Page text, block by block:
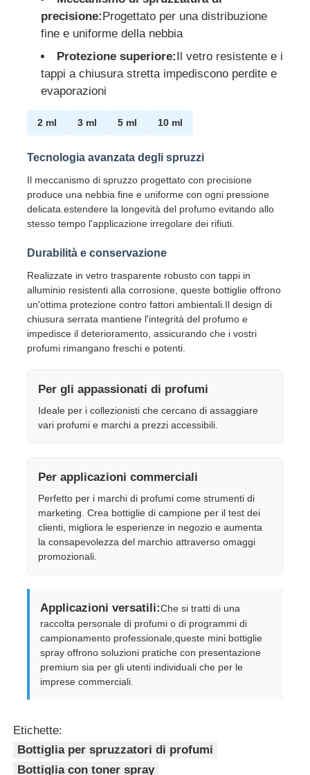
Fatory Tour
Controllo di qualità
Contattaci
Bottiglia cosmetica dello spruzzo
bottiglia di lozione cosmetica
Bottiglia per goccioline cosmetiche
Bottiglia cosmetica del rullo
Barattolo di crema cosmetica
tappo di plastica
Bottine per prodotti cosmetici
Pompa della lozione della vite
Pompa di blocco sinistra destra
Pompa di lozione a chiusura a clip
Pompa dell'erogatore dello sciroppo
Spruzzatore fine della foschia
precisione:Progettato per una distribuzione
fine e uniforme della nebbia
Protezione superiore:Il vetro resistente e i
tappi a chiusura stretta impediscono perdite e
evaporazioni
2 ml 3 ml 5 ml 10 ml
Tecnologia avanzata degli spruzzi
Il meccanismo di spruzzo progettato con precisione
produce una nebbia fine e uniforme con ogni pressione
delicata.estendere la longevità del profumo evitando allo
stesso tempo l'applicazione irregolare dei rifiuti.
Durabilità e conservazione
Realizzate in vetro trasparente robusto con tappi in
alluminio resistenti alla corrosione, queste bottiglie offrono
un'ottima protezione contro fattori ambientali.Il design di
chiusura serrata mantiene l'integrità del profumo e
impedisce il deterioramento, assicurando che i vostri
profumi rimangano freschi e potenti.
Per gli appassionati di profumi
Ideale per i collezionisti che cercano di assaggiare
vari profumi e marchi a prezzi accessibili.
Per applicazioni commerciali
Perfetto per i marchi di profumi come strumenti di
marketing. Crea bottiglie di campione per il test dei
clienti, migliora le esperienze in negozio e aumenta
la consapevolezza del marchio attraverso omaggi
promozionali.
Applicazioni versatili:Che si tratti di una
raccolta personale di profumi o di programmi di
campionamento professionale,queste mini bottiglie
spray offrono soluzioni pratiche con presentazione
premium sia per gli utenti individuali che per le
imprese commerciali.
Etichette:
Bottiglia per spruzzatori di profumi
Bottiglia con toner spray